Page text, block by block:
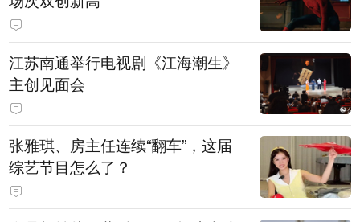
江苏南通举行电视剧《江海潮生》
主创见面会
张雅琪、房主任连续“翻车”，这届
综艺节目怎么了？